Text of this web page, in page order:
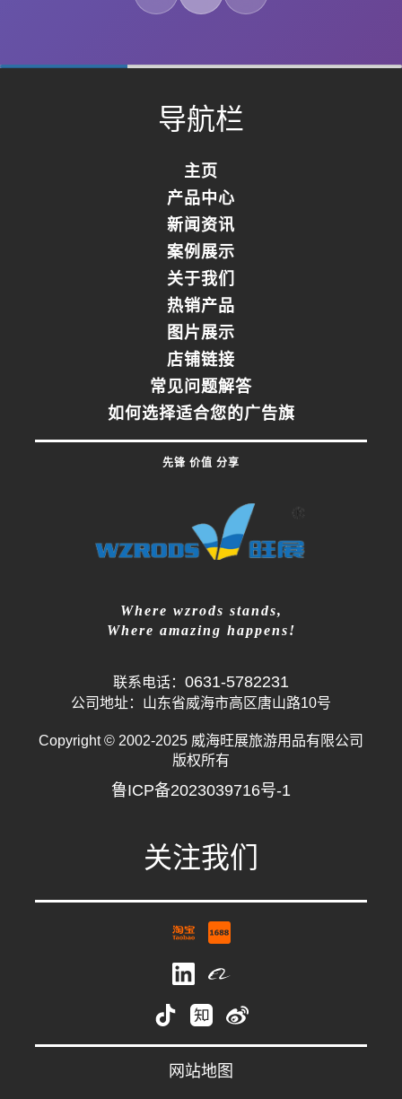
导航栏
主页
产品中心
新闻资讯
案例展示
关于我们
热销产品
图片展示
店铺链接
常见问题解答
如何选择适合您的广告旗
先锋 价值 分享
Where wzrods stands,
Where amazing happens!
联系电话： 0631-5782231
公司地址：山东省威海市高区唐山路10号
Copyright © 2002-2025 威海旺展旅游用品有限公司
版权所有
鲁ICP备2023039716号-1
关注我们
网站地图
祝女士
whwzrods
0631-5782231